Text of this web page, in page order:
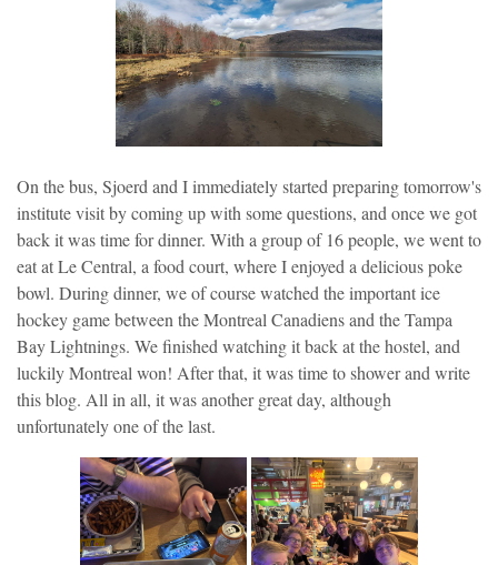
On the bus, Sjoerd and I immediately started preparing tomorrow's
institute visit by coming up with some questions, and once we got
back it was time for dinner. With a group of 16 people, we went to
eat at Le Central, a food court, where I enjoyed a delicious poke
bowl. During dinner, we of course watched the important ice
hockey game between the Montreal Canadiens and the Tampa
Bay Lightnings. We finished watching it back at the hostel, and
luckily Montreal won! After that, it was time to shower and write
this blog. All in all, it was another great day, although
unfortunately one of the last.